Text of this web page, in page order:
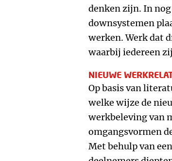
denken zijn. In
downsystemen
werken. Werk dat
waarbij iedereen
NIEUWE
Op basis van
welke wijze de
werkbeleving van
omgangsvormen
Met behulp van